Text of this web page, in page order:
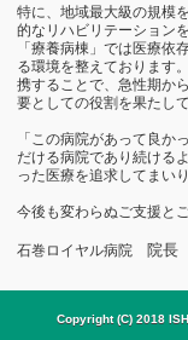
特に、地域最大級の規模
的なリハビリテーション
「療養病棟」では医療依
る環境を整えております
携することで、急性期か
要としての役割を果たし
「この病院があって良か
だける病院であり続ける
った医療を追求してまいり
今後も変わらぬご支援と
石巻ロイヤル病院 院
Copyright (C) 2018